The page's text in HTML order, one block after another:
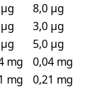
8,0 µg
3,0 µg
5,0 µg
mg
0,04 mg
mg
0,21 mg